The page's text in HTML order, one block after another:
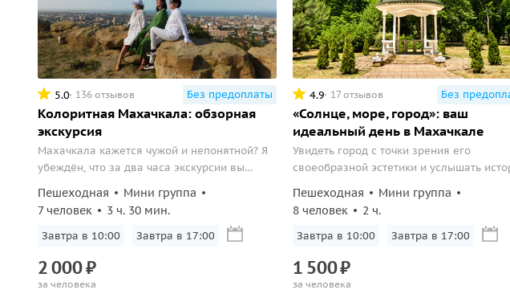
5.0 136 отзывов Без предоплаты
Колоритная Махачкала: обзорная
экскурсия
Махачкала кажется чужой и непонятной? Я
убеждён, что за два часа экскурсии вы
помогу.
Пешеходная
Мини группа
7 человек
3 ч. 30 мин.
Завтра в 10:00 Завтра в 17:00
2000₽
за человека
4.9 17 отзывов Без
«Солнце, море, город»: ваш
идеальный день в Махачкале
Увидеть город с точки зрения его
своеобразной эстетики и услышать
Пешеходная
Мини группа
8 человек
2 ч.
Завтра в 10:00 Завтра в 17:00
1 500₽
за человека